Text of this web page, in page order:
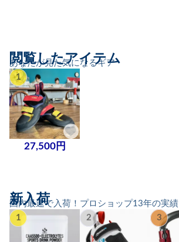
あなたが見た気になるギア
閲覧したアイテム
1
27,500円
国内最速で入荷！プロショップ13年の実績
新入荷
1 2 3